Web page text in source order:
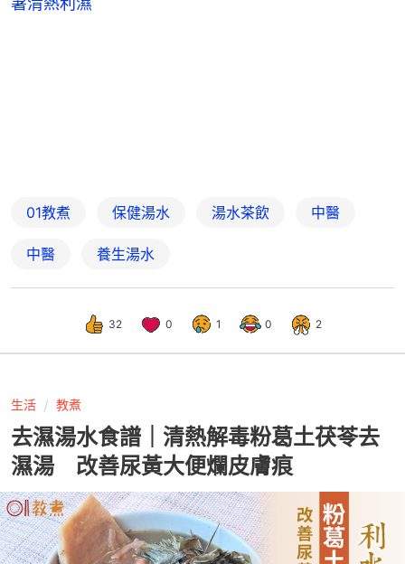
01教煮 保健湯水 湯水茶飲 中醫
中醫 養生湯水
32 0 1 0 2
生活 教煮
去濕湯水食譜｜清熱解毒粉葛土茯苓去
濕湯 改善尿黃大便爛皮膚痕